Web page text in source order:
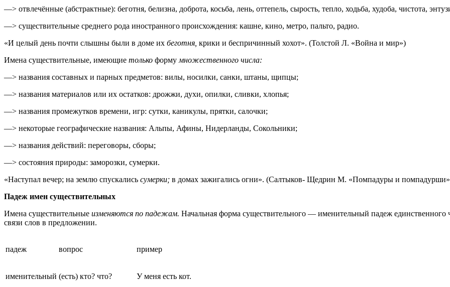
—> отвлечённые (абстрактные): беготня, белизна, доброта, косьба, лень, оттепель, сырость, тепло, ходьба, худоба, чистота,
—> существительные среднего рода иностранного происхождения: кашне, кино, метро, пальто, радио.
«И целый день почти слышны были в доме их беготня, крики и беспричинный хохот». (Толстой Л. «Война и мир»)
Имена существительные, имеющие только форму множественного числа:
—> названия составных и парных предметов: вилы, носилки, санки, штаны, щипцы;
—> названия материалов или их остатков: дрожжи, духи, опилки, сливки, хлопья;
—> названия промежутков времени, игр: сутки, каникулы, прятки, салочки;
—> некоторые географические названия: Альпы, Афины, Нидерланды, Сокольники;
—> названия действий: переговоры, сборы;
—> состояния природы: заморозки, сумерки.
«Наступал вечер; на землю спускались сумерки; в домах зажигались огни». (Салтыков- Щедрин М. «Помпадуры и
Падеж имен существительных
Имена существительные изменяются по падежам. Начальная форма существительного — именительный падеж единственного
связи слов в предложении.
падеж вопрос пример
именительный (есть) кто? что? У меня есть кот.